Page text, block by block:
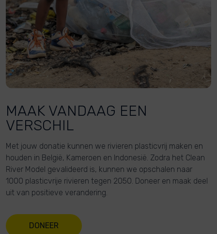
MAAK VANDAAG EEN
VERSCHIL
Met jouw donatie kunnen we rivieren plasticvrij maken en
houden in België, Kameroen en Indonesië. Zodra het Clean
River Model gevalideerd is, kunnen we opschalen naar
1000 plasticvrije rivieren tegen 2050. Doneer en maak deel
uit van positieve verandering.
DONEER